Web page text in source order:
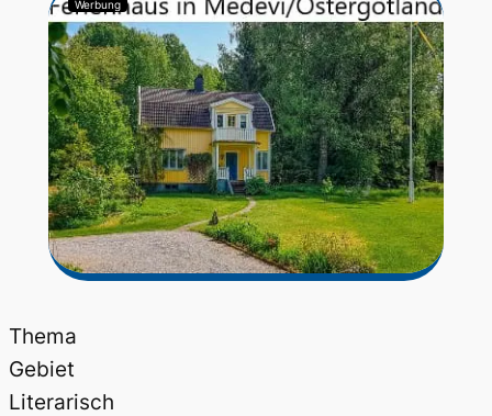
Werbung
Thema
Gebiet
Literarisch